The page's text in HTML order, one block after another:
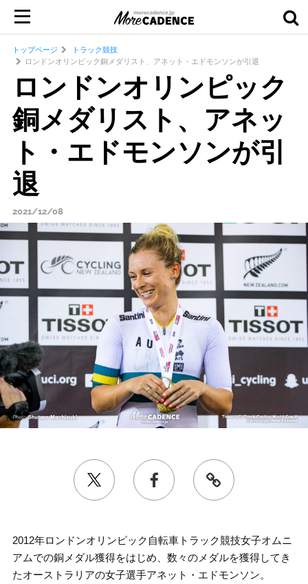
トップページ
トラック競技
ロンドンオリンピック銅メダリスト、アネット・エドモンソンが引退
ロンドンオリンピック
銅メダリスト、アネッ
ト・エドモンソンが引
退
2021/12/08
2012年ロンドンオリンピック自転車トラック競技女子オムニ
アムでの銅メダル獲得をはじめ、数々のメダルを獲得してき
たオーストラリアの女子選手アネット・エドモンソン。